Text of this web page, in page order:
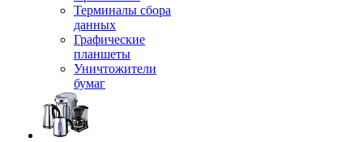
Терминалы сбора
данных
Графические
планшеты
Уничтожители
бумаг